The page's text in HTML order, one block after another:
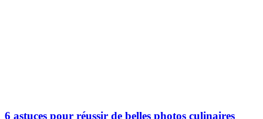
6 astuces pour réussir de belles photos culinaires